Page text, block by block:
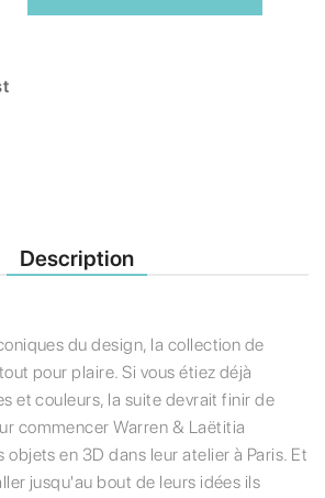
Description
du design, la collection de
pour plaire. Si vous étiez déjà
et couleurs, la suite devrait finir de
commencer Warren & Laëtitia
en 3D dans leur atelier à Paris. Et
jusqu'au bout de leurs idées ils